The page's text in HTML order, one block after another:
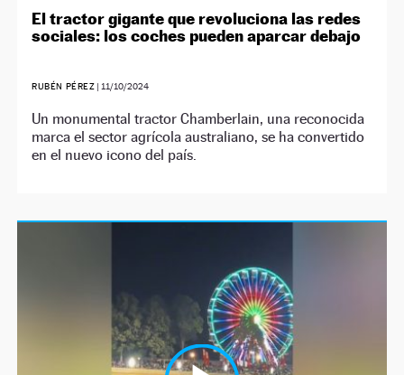
El tractor gigante que revoluciona las redes
sociales: los coches pueden aparcar debajo
RUBÉN PÉREZ |11/10/2024
Un monumental tractor Chamberlain, una reconocida
marca el sector agrícola australiano, se ha convertido
en el nuevo icono del país.